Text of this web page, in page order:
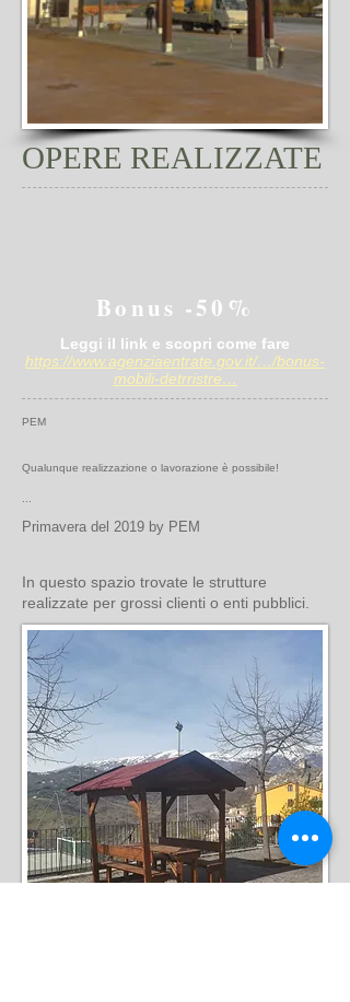
OPERE REALIZZATE
Bonus -50%
Leggi il link e scopri come fare
https://www.agenziaentrate.gov.it/…/bonus-
mobili-detrristre…
PEM
Qualunque realizzazione o lavorazione è possibile!
Primavera del 2019 by PEM
In questo spazio trovate le strutture
realizzate per grossi clienti o enti pubblici.